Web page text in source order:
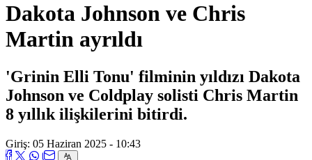
Dakota Johnson ve Chris
Martin ayrıldı
'Grinin Elli Tonu' filminin yıldızı Dakota
Johnson ve Coldplay solisti Chris Martin
8 yıllık ilişkilerini bitirdi.
Giriş: 05 Haziran 2025 - 10:43